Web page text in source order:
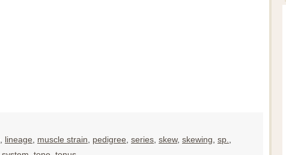
, lineage, muscle strain, pedigree, series, skew, skewing, sp.,